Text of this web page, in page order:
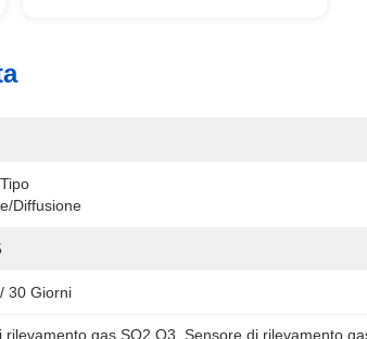
diffusione
30 Giorni
rilevamento gas SO2 O3 Sensore di rilevamento